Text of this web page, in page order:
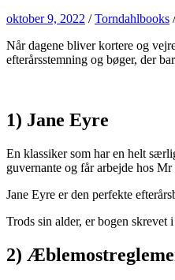
oktober 9, 2022 /Torndahlbooks
Når dagene bliver kortere og
efterårsstemning og bøger, der
1) Jane Eyre
En klassiker som har en helt
guvernante og får arbejde hos
Jane Eyre er den perfekte
Trods sin alder, er bogen skrevet
2)